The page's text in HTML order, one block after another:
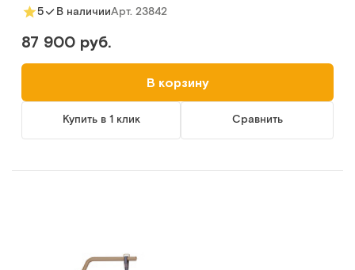
5 В наличииАрт. 23842
87 900 руб.
В корзину
Купить в 1 клик Сравнить